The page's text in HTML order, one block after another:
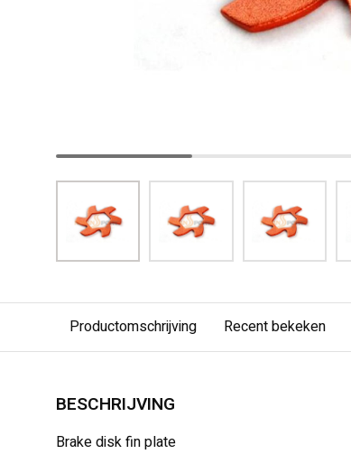
Productomschrijving Recent bekeken
BESCHRIJVING
Brake disk fin plate